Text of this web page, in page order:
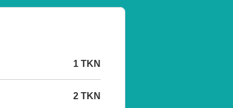
1 TKN
2 TKN